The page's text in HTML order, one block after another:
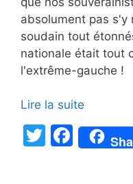
absolument pas s'y
soudain tout
nationale était tout
l'extrême-gauche !
Lire la suite
T
F
a